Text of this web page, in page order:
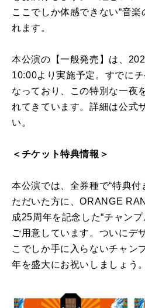
ここでしか体感できない“音楽
れます。
本公演の【一般発売】は、
10:00より実施予定。すでに
なっており、この特別な一夜
れてきています。詳細は公式
い。
＜チケット特典情報＞
本公演では、全券種で“特典付
ただいた方に、ORANGE
成25周年を記念した“チャン
ご用意しています。ついにデ
こでしか手に入らないチャン
年を盛大にお祝いしましょう。